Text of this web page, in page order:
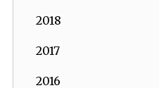
2018
2017
2016